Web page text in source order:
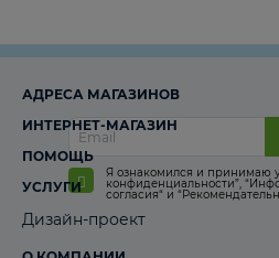
Я ознакомился и принимаю
конфиденциальности”,
согласия“ и
АДРЕСА МАГАЗИНОВ
ИНТЕРНЕТ-МАГАЗИН
ПОМОЩЬ
УСЛУГИ
Дизайн-проект